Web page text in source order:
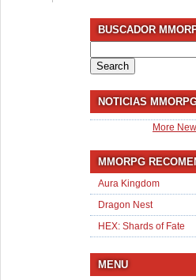
BUSCADOR
for:
NOTICIAS
More
MMORPG
Aura Kingdom
Dragon Nest
HEX: Shards of Fate
MENU